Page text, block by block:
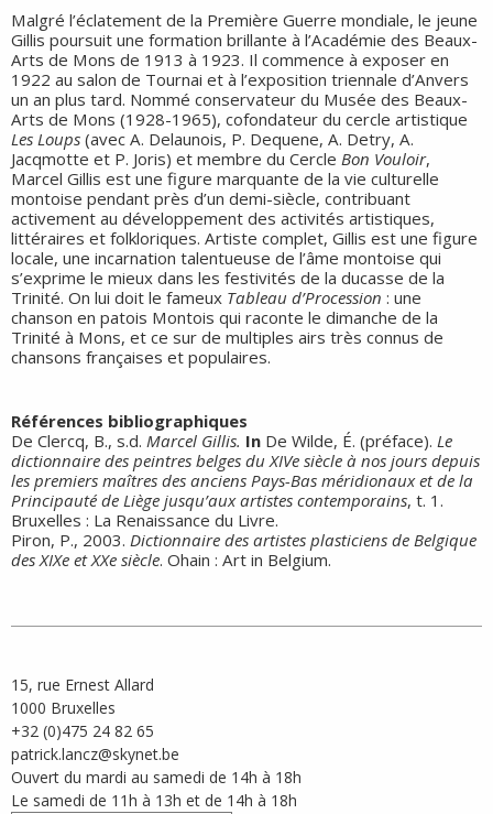
Malgré l’éclatement de la Première Guerre mondiale, le jeune
Gillis poursuit une formation brillante à l’Académie des Beaux-
Arts de Mons de 1913 à 1923. Il commence à exposer en
1922 au salon de Tournai et à l’exposition triennale d’Anvers
un an plus tard. Nommé conservateur du Musée des Beaux-
Arts de Mons (1928-1965), cofondateur du cercle artistique
Les Loups (avec A. Delaunois, P. Dequene, A. Detry, A.
Jacqmotte et P. Joris) et membre du Cercle Bon Vouloir,
Marcel Gillis est une figure marquante de la vie culturelle
montoise pendant près d’un demi-siècle, contribuant
activement au développement des activités artistiques,
littéraires et folkloriques. Artiste complet, Gillis est une figure
locale, une incarnation talentueuse de l’âme montoise qui
s’exprime le mieux dans les festivités de la ducasse de la
Trinité. On lui doit le fameux Tableau d’Procession : une
chanson en patois Montois qui raconte le dimanche de la
Trinité à Mons, et ce sur de multiples airs très connus de
chansons françaises et populaires.
Références bibliographiques
De Clercq, B., s.d. Marcel Gillis. In De Wilde, É. (préface). Le
dictionnaire des peintres belges du XIVe siècle à nos jours depuis
les premiers maîtres des anciens Pays-Bas méridionaux et de la
Principauté de Liège jusqu’aux artistes contemporains, t. 1.
Bruxelles : La Renaissance du Livre.
Piron, P., 2003. Dictionnaire des artistes plasticiens de Belgique
des XIXe et XXe siècle. Ohain : Art in Belgium.
15, rue Ernest Allard
1000 Bruxelles
+32 (0)475 24 82 65
patrick.lancz@skynet.be
Ouvert du mardi au samedi de 14h à 18h
Le samedi de 11h à 13h et de 14h à 18h